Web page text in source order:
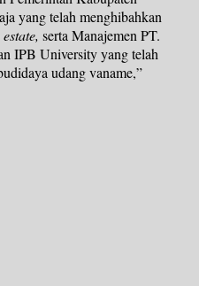
yang telah menghibahkan
serta Manajemen PT.
IPB University yang telah
udang vaname,”